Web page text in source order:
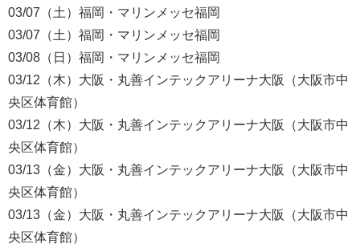
03/07（土）福岡・マリンメッセ福岡
03/07（土）福岡・マリンメッセ福岡
03/08（日）福岡・マリンメッセ福岡
03/12（木）大阪・丸善インテックアリーナ大阪（大阪市中
央区体育館）
03/12（木）大阪・丸善インテックアリーナ大阪（大阪市中
央区体育館）
03/13（金）大阪・丸善インテックアリーナ大阪（大阪市中
央区体育館）
03/13（金）大阪・丸善インテックアリーナ大阪（大阪市中
央区体育館）